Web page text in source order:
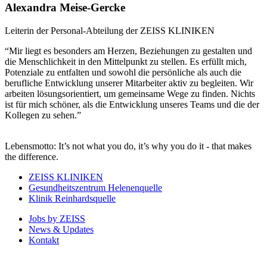
Alexandra Meise-Gercke
Leiterin der Personal-Abteilung der ZEISS KLINIKEN
“Mir liegt es besonders am Herzen, Beziehungen zu gestalten und
die Menschlichkeit in den Mittelpunkt zu stellen. Es erfüllt mich,
Potenziale zu entfalten und sowohl die persönliche als auch die
berufliche Entwicklung unserer Mitarbeiter aktiv zu begleiten. Wir
arbeiten lösungsorientiert, um gemeinsame Wege zu finden. Nichts
ist für mich schöner, als die Entwicklung unseres Teams und die der
Kollegen zu sehen.”
Lebensmotto: It’s not what you do, it’s why you do it - that makes
the difference.
ZEISS KLINIKEN
Gesundheitszentrum Helenenquelle
Klinik Reinhardsquelle
Jobs by ZEISS
News & Updates
Kontakt